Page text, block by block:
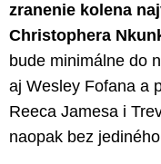
zranenie kolena
Christophera
bude minimálne do
aj Wesley Fofana a
Reeca Jamesa i
naopak bez